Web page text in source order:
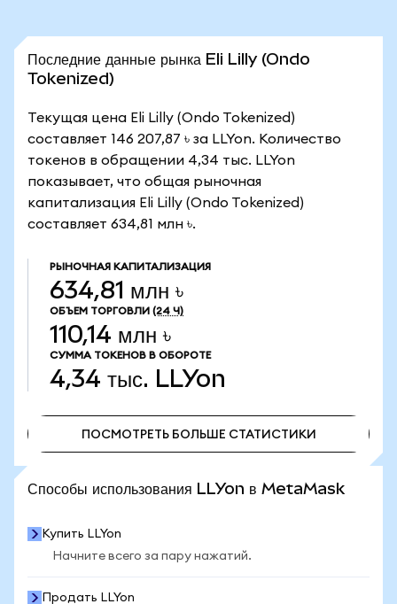
Последние данные рынка Eli Lilly (Ondo
Tokenized)
Текущая цена Eli Lilly (Ondo Tokenized)
составляет 146 207,87 ৳ за LLYon. Количество
токенов в обращении 4,34 тыс. LLYon
показывает, что общая рыночная
капитализация Eli Lilly (Ondo Tokenized)
составляет 634,81 млн ৳.
РЫНОЧНАЯ КАПИТАЛИЗАЦИЯ
634,81 млн ৳
ОБЪЕМ ТОРГОВЛИ (24 Ч)
110,14 млн ৳
СУММА ТОКЕНОВ В ОБОРОТЕ
4,34 тыс. LLYon
ПОСМОТРЕТЬ БОЛЬШЕ СТАТИСТИКИ
Способы использования LLYon в MetaMask
Купить LLYon
Начните всего за пару нажатий.
Продать LLYon